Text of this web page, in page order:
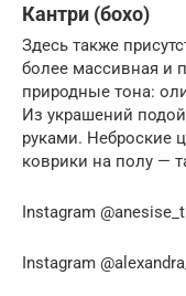
Кантри (бохо)
Здесь также
более массивная и
природные тона:
Из украшений
руками. Неброские
коврики на полу —
Instagram
Instagram